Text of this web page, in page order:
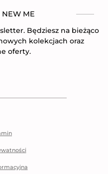
NEW ME
Będziesz na bieżąco
kolekcjach oraz
oferty.